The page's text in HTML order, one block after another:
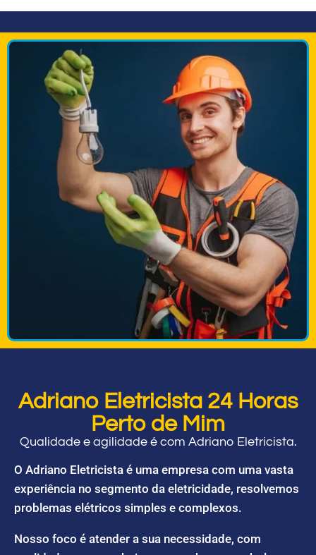
Adriano Eletricista 24 Horas
Perto de Mim
Qualidade e agilidade é com Adriano Eletricista.
O Adriano Eletricista é uma empresa com uma vasta
experiência no segmento da eletricidade, resolvemos
problemas elétricos simples e complexos.
Nosso foco é atender a sua necessidade, com